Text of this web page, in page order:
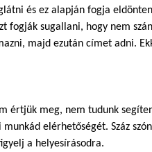
és ez alapján fogja
fogják sugallani, hogy nem
majd ezután címet adni.
értjük meg, nem tudunk
elérhetőségét. Száz
a helyesírásodra.